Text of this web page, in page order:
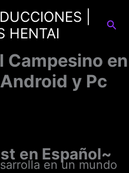
|
HENTAI
Campesino en
y Pc
en Español~
en un mundo